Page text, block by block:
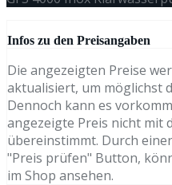
Infos zu den Preisangaben
Die angezeigten Preise
aktualisiert, um möglichst
Dennoch kann es
angezeigte Preis nicht mit
übereinstimmt. Durch
"Preis prüfen" Button,
im Shop ansehen.